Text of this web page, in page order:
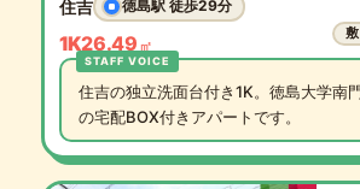
住吉 徳島駅 徒歩29分
1K26.49 ㎡
住吉の独立洗面台付き1K。徳島大学南
の宅配BOX付きアパートです。